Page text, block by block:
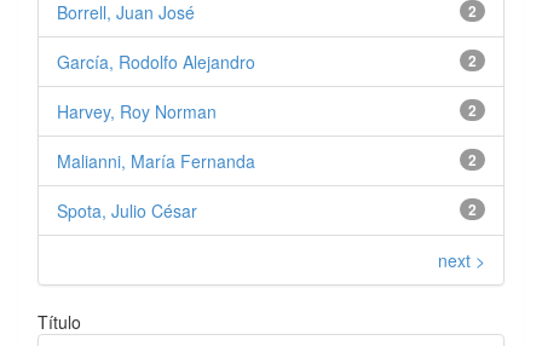
2
Borrell, Juan José
2
García, Rodolfo Alejandro
2
Harvey, Roy Norman
2
Malianni, María Fernanda
2
Spota, Julio César
next >
Título